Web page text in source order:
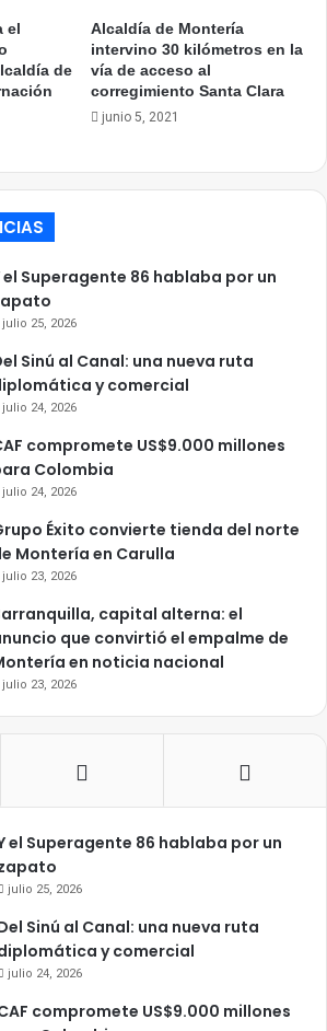
el
de
Alcaldía de Montería
intervino 30 kilómetros en la
vía de acceso al
corregimiento Santa Clara
junio 5, 2021
el Superagente 86 hablaba por un
julio 25, 2026
Sinú al Canal: una nueva ruta
y comercial
julio 24, 2026
compromete US$9.000 millones
Colombia
julio 24, 2026
Éxito convierte tienda del norte
Montería en Carulla
julio 23, 2026
capital alterna: el
que convirtió el empalme de
en noticia nacional
julio 23, 2026
el Superagente 86 hablaba por un
julio 25, 2026
Sinú al Canal: una nueva ruta
y comercial
julio 24, 2026
compromete US$9.000 millones